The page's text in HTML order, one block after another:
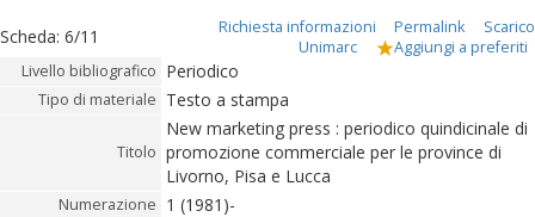
Scheda: 6/11 Richiesta informazioni Permalink
Scarico
Unimarc
Aggiungi a preferiti
Livello bibliografico Periodico
Tipo di materiale Testo a stampa
Titolo
New marketing press : periodico quindicinale di
promozione commerciale per le province di
Livorno, Pisa e Lucca
Numerazione 1 (1981)-